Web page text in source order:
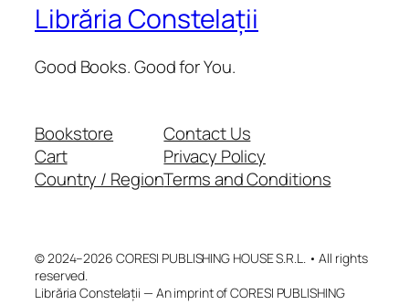
Librăria Constelații
Good Books. Good for You.
Bookstore
Cart
Country / Region
Contact Us
Privacy Policy
Terms and Conditions
© 2024–2026 CORESI PUBLISHING HOUSE S.R.L. • All rights
reserved.
Librăria Constelații — An imprint of CORESI PUBLISHING